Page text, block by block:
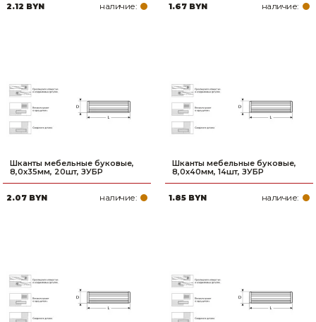
2.12 BYN наличие: 1.67 BYN наличие:
Шканты мебельные буковые,
8,0x35мм, 20шт, ЗУБР
2.07 BYN наличие:
Шканты мебельные буковые,
8,0x40мм, 14шт, ЗУБР
1.85 BYN наличие: